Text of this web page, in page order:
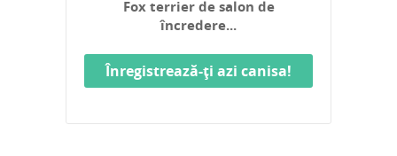
Fox terrier de salon de
încredere...
Înregistrează-ți azi canisa!